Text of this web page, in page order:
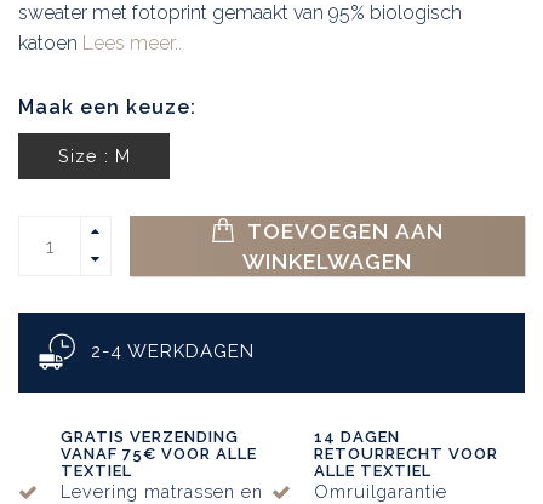
sweater met fotoprint gemaakt van 95% biologisch
katoen Lees meer..
Maak een keuze:
Size : M
TOEVOEGEN AAN
WINKELWAGEN
2-4 WERKDAGEN
GRATIS VERZENDING
VANAF 75€ VOOR ALLE
TEXTIEL
Levering matrassen en
14 DAGEN
RETOURRECHT VOOR
ALLE TEXTIEL
Omruilgarantie